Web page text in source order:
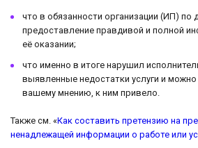
что в обязанности организации (ИП) по
предоставление правдивой и полной
её оказании;
что именно в итоге нарушил
выявленные недостатки услуги и можно
вашему мнению, к ним привело.
Также см. «Как составить претензию на
ненадлежащей информации о работе или